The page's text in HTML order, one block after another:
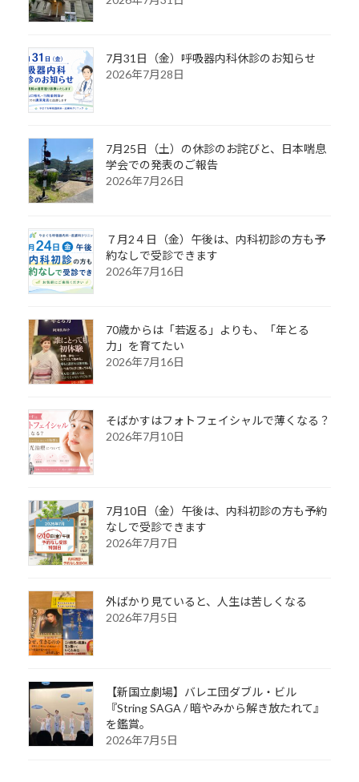
7月31日（金）呼吸器内科休診のお知らせ
2026年7月28日
7月25日（土）の休診のお詫びと、日本喘息
学会での発表のご報告
2026年7月26日
７月2４日（金）午後は、内科初診の方も予
約なしで受診できます
2026年7月16日
70歳からは「若返る」よりも、「年とる
力」を育てたい
2026年7月16日
そばかすはフォトフェイシャルで薄くなる？
2026年7月10日
7月10日（金）午後は、内科初診の方も予約
なしで受診できます
2026年7月7日
外ばかり見ていると、人生は苦しくなる
2026年7月5日
【新国立劇場】バレエ団ダブル・ビル
『String SAGA / 暗やみから解き放たれて』
を鑑賞。
2026年7月5日